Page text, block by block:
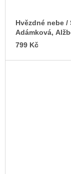
Hvězdné nebe
Adámková,
Škopová (eds.)
799 Kč